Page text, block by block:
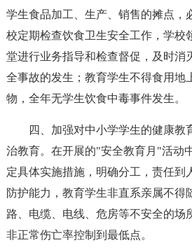
学生食品加工、生产、销售的摊点，
校定期检查饮食卫生安全工作，学校
堂进行业务指导和检查督促，及时消
全事故的发生；教育学生不得食用地
物，全年无学生饮食中毒事件发生。
四、加强对中小学学生的健康教
治教育。在开展的"安全教育月"活动
定具体实施措施，明确分工，责任到
防护能力，教育学生非直系亲属不得
路、电缆、电线、危房等不安全的场
非正常伤亡率控制到最低点。